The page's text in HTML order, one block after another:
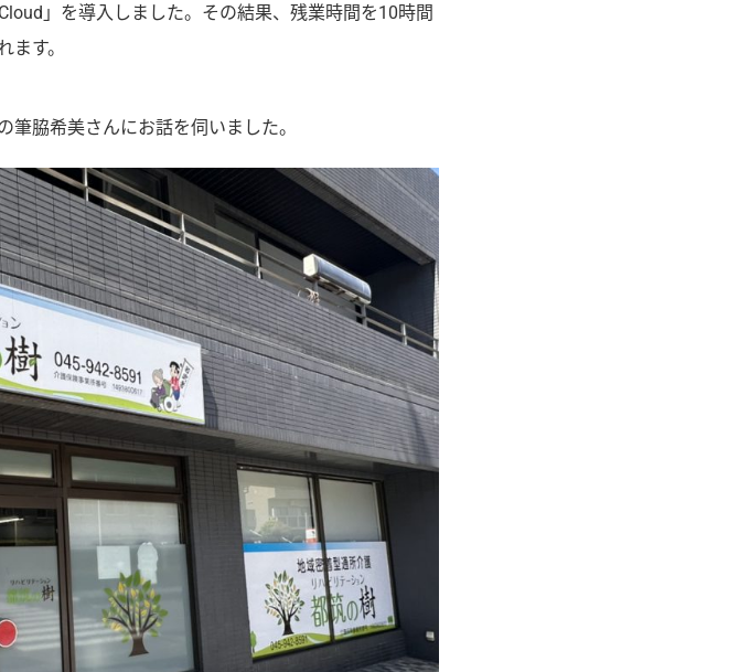
」を導入しました。その結果、残業時間を10時間
す。
脇希美さんにお話を伺いました。